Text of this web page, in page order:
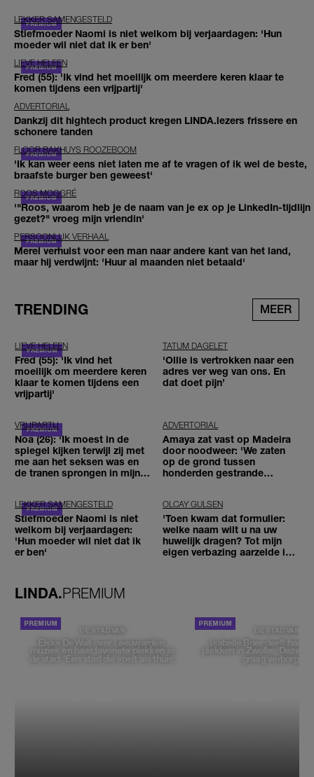
LEKKER SAMENGESTELD
Stiefmoeder Naomi is niet welkom bij verjaardagen: 'Hun
moeder wil niet dat ik er ben'
LIEVE HELEEN
Fred (55): 'Ik vind het moeilijk om meerdere keren klaar te
komen tijdens een vrijpartij'
ADVERTORIAL
Dankzij dit hightech product kregen LINDA.lezers frissere en
schonere tanden
FLOOR BAKHUYS ROOZEBOOM
'Ik kan weer eens niet laten me af te vragen of ik wel de beste,
braafste burger ben geweest'
ROOS MOGGRÉ
'"Roos, waarom heb je de naam van je ex op je LinkedIn-tijdlijn
gezet?" vroeg mijn vriendin'
PERSOONLIJK VERHAAL
Merel verhuist voor een man naar andere kant van het land,
maar hij verdwijnt: 'Huur al maanden niet betaald'
TRENDING MEER
LIEVE HELEEN
Fred (55): 'Ik vind het
moeilijk om meerdere keren
klaar te komen tijdens een
vrijpartij'
TATUM DAGELET
'Ollie is vertrokken naar een
adres ver weg van ons. En
dat doet pijn’
VRIJPARTIJ
Noa (26): 'Ik moest in de
spiegel kijken terwijl zij met
me aan het seksen was en
de tranen sprongen in mijn
ADVERTORIAL
Amaya zat vast op Madeira
door noodweer: 'We zaten
op de grond tussen
honderden gestrande
LEKKER SAMENGESTELD
Stiefmoeder Naomi is niet
welkom bij verjaardagen:
'Hun moeder wil niet dat ik
er ben'
OLCAY GULSEN
'Toen kwam dat formulier:
welke naam wilt u na uw
huwelijk dragen? Tot mijn
eigen verbazing aarzelde ik
LINDA.PREMIUM
DE STAD VAN
Elske DeWall over Leeuwarden,
muziek en haar favoriete plekken in
de stad: 'Een stad die voelt als thuis'
DE STAD VAN
Isabelle Boer deelt haar
plekken in Zwolle: 'Deze
graag verborgen'